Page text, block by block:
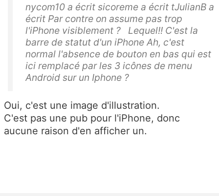
nycom10 a écrit sicoreme a écrit tJulianB a
écrit Par contre on assume pas trop
l'iPhone visiblement ? Lequel!! C'est la
barre de statut d'un iPhone Ah, c'est
normal l'absence de bouton en bas qui est
ici remplacé par les 3 icônes de menu
Android sur un Iphone ?
Oui, c'est une image d'illustration.
C'est pas une pub pour l'iPhone, donc
aucune raison d'en afficher un.